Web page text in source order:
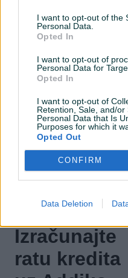
I want to opt-out of the
Personal Data.
Opted In
I want to opt-out of
Personal Data for
Opted In
I want to opt-out of
Retention, Sale, and/or
Personal Data that Is
Purposes for which it
Opted Out
CONFIRM
Data Deletion
Digitalna klima
Komande na volanu
Bluetooth
El. podizači stakala
Naslon za ruku
Maglenke
Električni retrovizori